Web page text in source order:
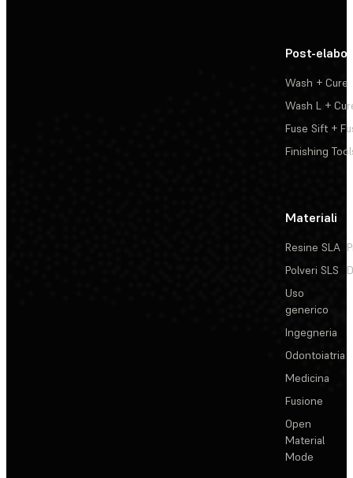
Post-
Wash + Cure
Wash L +
Fuse Sift +
Finishing
Materiali
Resine SLA
Polveri SLS
Uso
generico
Ingegneria
Odontoiatria
Medicina
Fusione
Open
Material
Mode